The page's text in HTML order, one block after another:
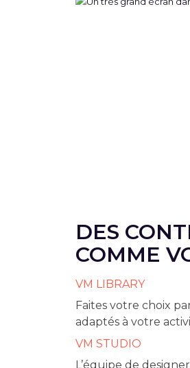
DES
COMME
VM LIBRARY
Faites votre choix
adaptés à votre
VM STUDIO
L’équipe de